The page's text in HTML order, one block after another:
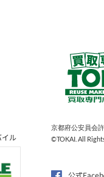
イル
京都府公安員会
©TOKAI. All Rights
公式